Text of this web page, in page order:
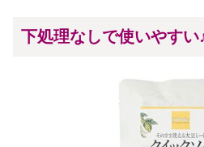
下処理なしで使いやすい